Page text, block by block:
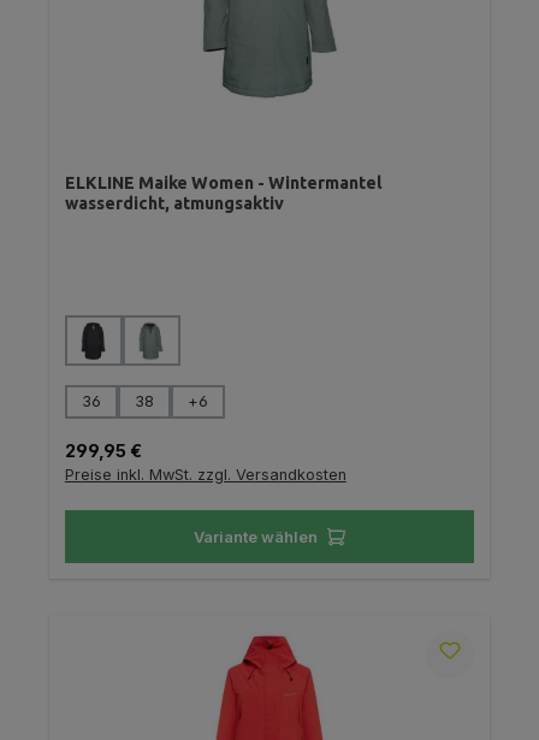
ELKLINE Maike Women - Wintermantel
wasserdicht, atmungsaktiv
Farbe auswählen
Größe auswählen
36 38 +6
Regulärer Preis:
299,95 €
Preise inkl. MwSt. zzgl. Versandkosten
Variante wählen